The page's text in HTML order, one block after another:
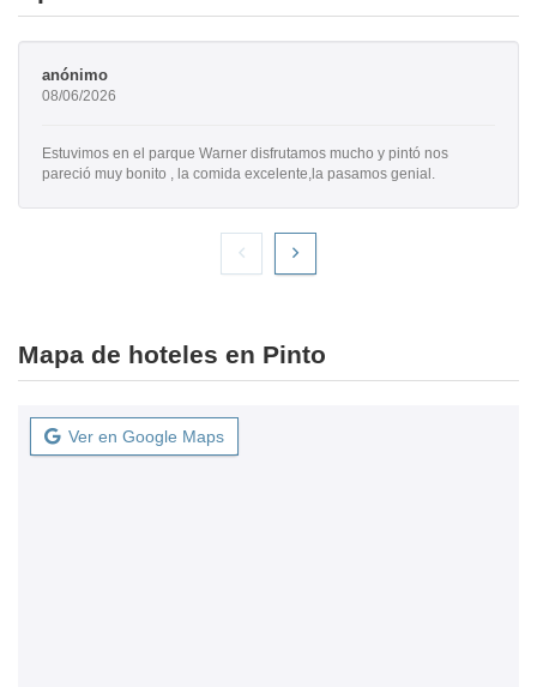
anónimo
08/06/2026
Estuvimos en el parque Warner disfrutamos mucho y pintó nos
pareció muy bonito , la comida excelente,la pasamos genial.
Mapa de hoteles en Pinto
Ver en Google Maps